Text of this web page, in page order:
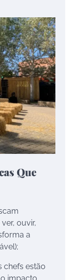
Que
ouvir,
a
chefs estão
impacto